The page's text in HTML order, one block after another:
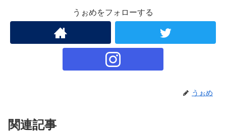
うぉめをフォローする
うぉめ
関連記事